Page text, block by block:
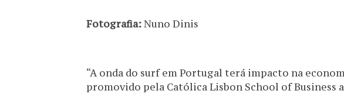
Fotografia:Nuno Dinis
“A onda do surf em Portugal terá impacto na
promovido pela Católica Lisbon School of Business